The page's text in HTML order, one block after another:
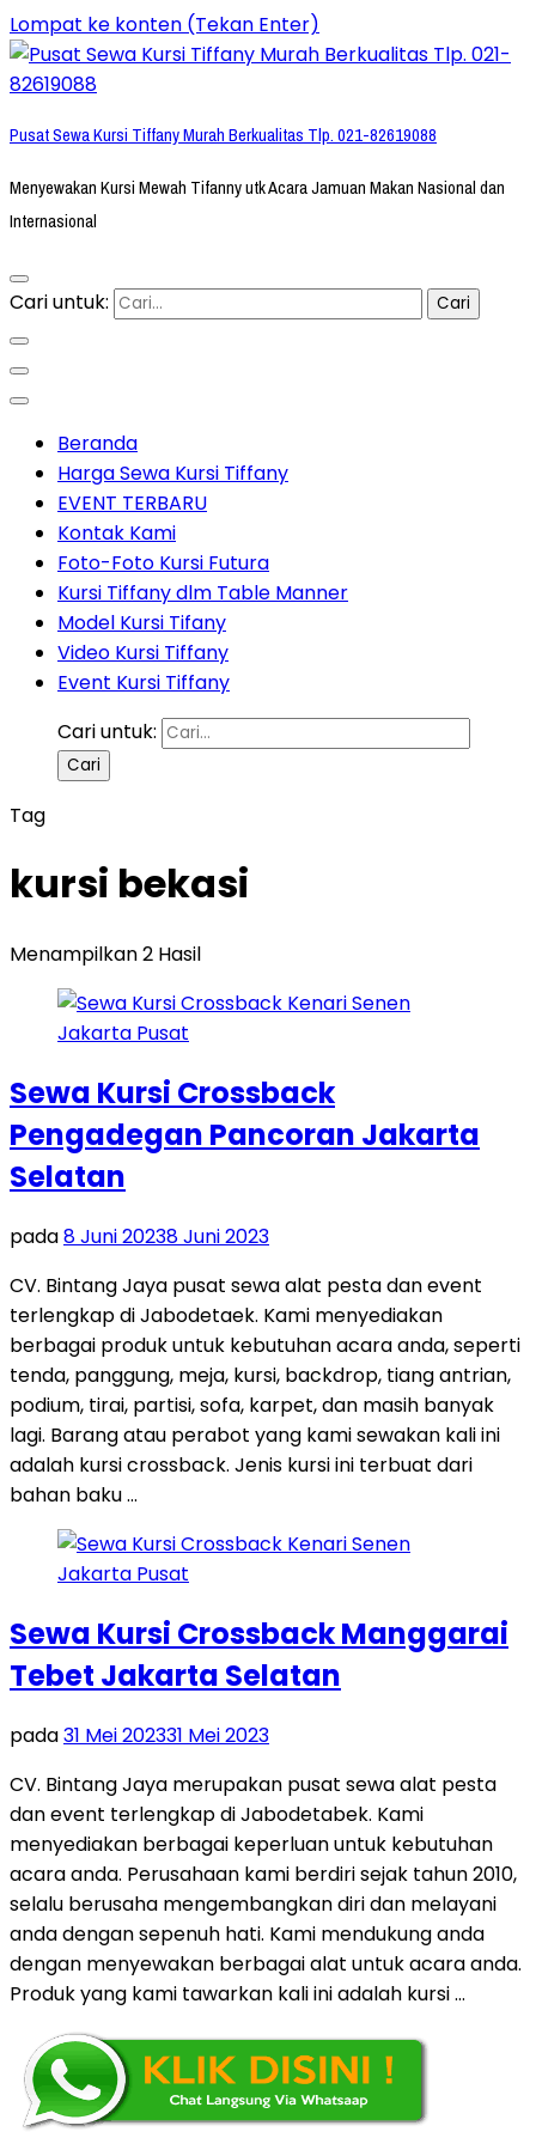
Lompat ke konten (Tekan Enter)
Pusat Sewa Kursi Tiffany Murah Berkualitas Tlp. 021-82619088
Menyewakan Kursi Mewah Tifanny utk Acara Jamuan Makan Nasional dan
Internasional
Cari untuk:
Beranda
Harga Sewa Kursi Tiffany
EVENT TERBARU
Kontak Kami
Foto-Foto Kursi Futura
Kursi Tiffany dlm Table Manner
Model Kursi Tifany
Video Kursi Tiffany
Event Kursi Tiffany
Cari untuk:
Tag
kursi bekasi
Menampilkan 2 Hasil
Sewa Kursi Crossback
Pengadegan Pancoran Jakarta
Selatan
pada8 Juni 20238 Juni 2023
CV. Bintang Jaya pusat sewa alat pesta dan event
terlengkap di Jabodetaek. Kami menyediakan
berbagai produk untuk kebutuhan acara anda, seperti
tenda, panggung, meja, kursi, backdrop, tiang antrian,
podium, tirai, partisi, sofa, karpet, dan masih banyak
lagi. Barang atau perabot yang kami sewakan kali ini
adalah kursi crossback. Jenis kursi ini terbuat dari
bahan baku …
Sewa Kursi Crossback Manggarai
Tebet Jakarta Selatan
pada31 Mei 202331 Mei 2023
CV. Bintang Jaya merupakan pusat sewa alat pesta
dan event terlengkap di Jabodetabek. Kami
menyediakan berbagai keperluan untuk kebutuhan
acara anda. Perusahaan kami berdiri sejak tahun 2010,
selalu berusaha mengembangkan diri dan melayani
anda dengan sepenuh hati. Kami mendukung anda
dengan menyewakan berbagai alat untuk acara anda.
Produk yang kami tawarkan kali ini adalah kursi …